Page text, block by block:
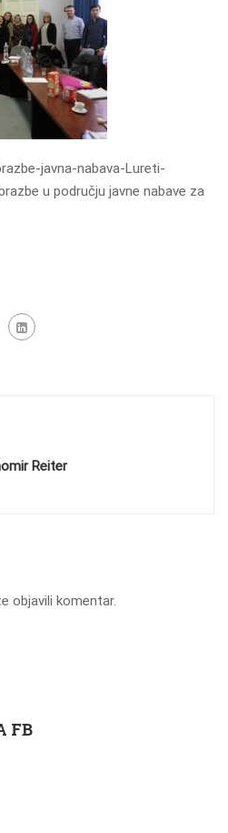
javna-nabava-Lureti-
u području javne nabave za
Reiter
objavili komentar.
FB